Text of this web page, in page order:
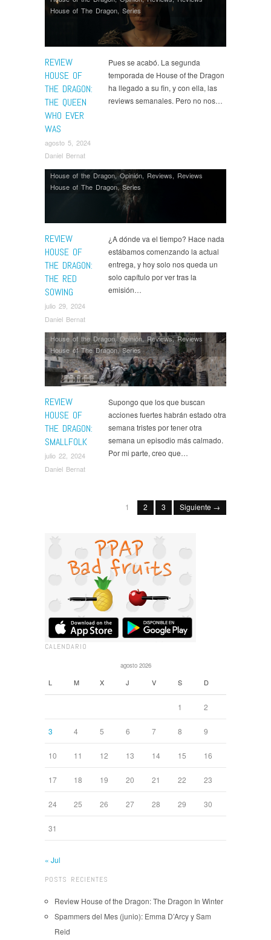
REVIEW
HOUSE OF
THE DRAGON:
THE QUEEN
WHO EVER
WAS
agosto 5, 2024
Daniel Bernat
House of The Dragon, Series
Pues se acabó. La segunda
temporada de House of the Dragon
ha llegado a su fin, y con ella, las
reviews semanales. Pero no nos…
REVIEW
HOUSE OF
THE DRAGON:
THE RED
SOWING
julio 29, 2024
Daniel Bernat
House of the Dragon,Opinión, Reviews, Reviews
House of The Dragon,Series
¿A dónde va el tiempo? Hace nada
estábamos comenzando la actual
entrega, y hoy solo nos queda un
solo capítulo por ver tras la
emisión…
REVIEW
HOUSE OF
THE DRAGON:
SMALLFOLK
julio 22, 2024
Daniel Bernat
House of the Dragon,Opinión,Reviews,Reviews
House of The Dragon,Series
Supongo que los que buscan
acciones fuertes habrán estado otra
semana tristes por tener otra
semana un episodio más calmado.
Por mi parte, creo que…
1 2 3 Siguiente →
CALENDARIO
agosto 2026
L M X J V S D
1 2
3 4 5 6 7 8 9
10 11 12 13 14 15 16
17 18 19 20 21 22 23
24 25 26 27 28 29 30
31
« Jul
POSTS RECIENTES
Review House of the Dragon: The Dragon In Winter
Spammers del Mes (junio): Emma D’Arcy y Sam
Reid